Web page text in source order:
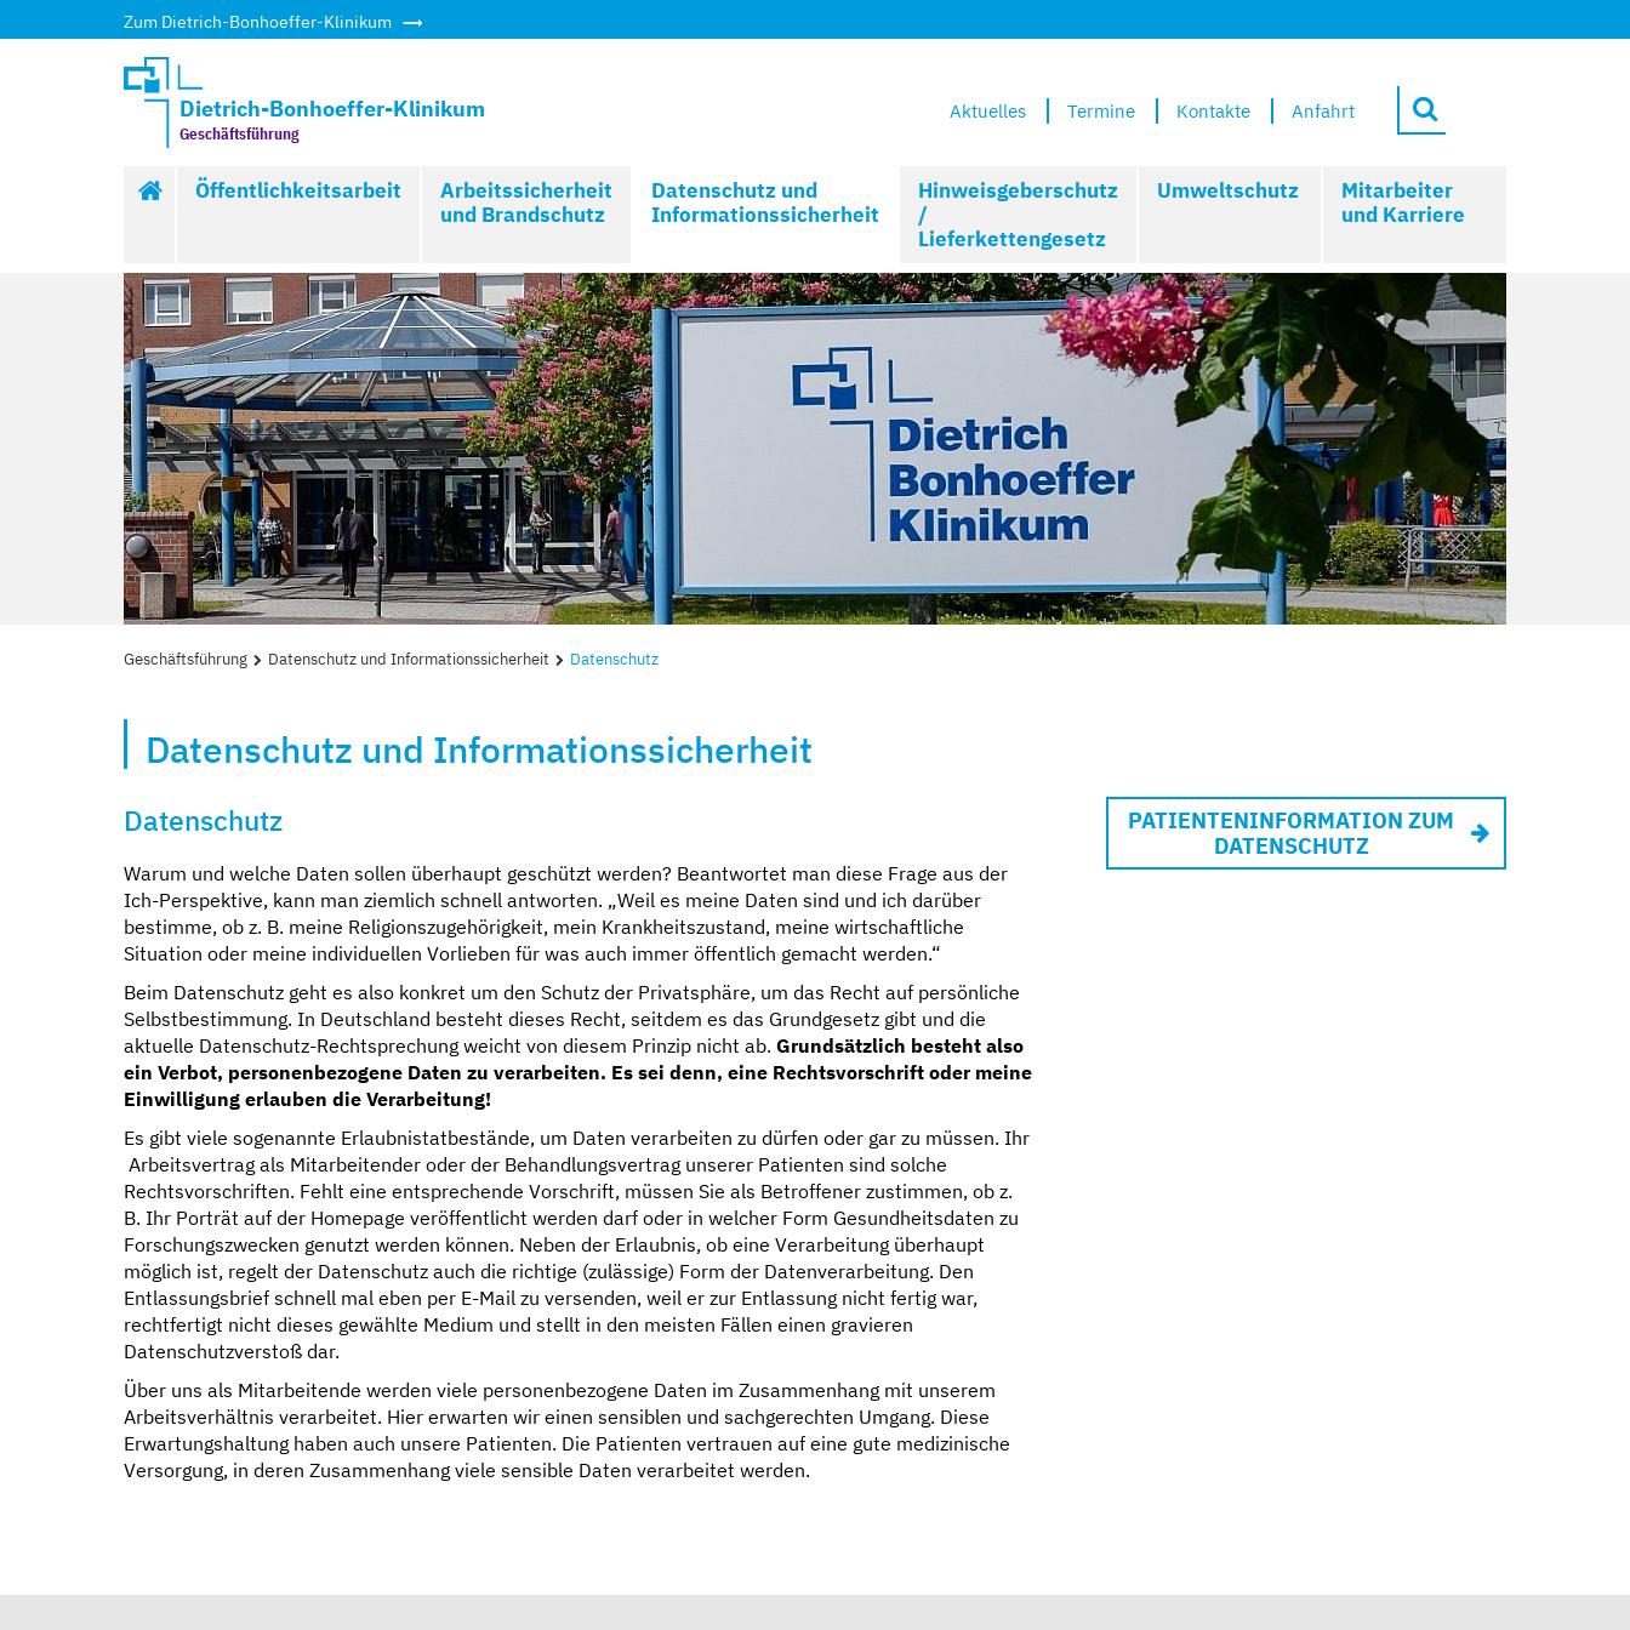
Zum Dietrich-Bonhoeffer-Klinikum
Dietrich-Bonhoeffer-Klinikum
Geschäftsführung
Aktuelles Termine Kontakte Anfahrt
Start
Öffentlichkeitsarbeit
Arbeitssicherheit
und Brandschutz
Datenschutz und
Informationssicherheit
Hinweisgeberschutz
/
Lieferkettengesetz
Umweltschutz
Mitarbeiter
und Karriere
Geschäftsführung Datenschutz und Informationssicherheit Datenschutz
Datenschutz und Informationssicherheit
Datenschutz
Warum und welche Daten sollen überhaupt geschützt werden? Beantwortet man diese Frage aus der
Ich-Perspektive, kann man ziemlich schnell antworten. „Weil es meine Daten sind und ich darüber
bestimme, ob z. B. meine Religionszugehörigkeit, mein Krankheitszustand, meine wirtschaftliche
Situation oder meine individuellen Vorlieben für was auch immer öffentlich gemacht werden.“
Beim Datenschutz geht es also konkret um den Schutz der Privatsphäre, um das Recht auf persönliche
Selbstbestimmung. In Deutschland besteht dieses Recht, seitdem es das Grundgesetz gibt und die
aktuelle Datenschutz-Rechtsprechung weicht von diesem Prinzip nicht ab. Grundsätzlich besteht also
ein Verbot, personenbezogene Daten zu verarbeiten. Es sei denn, eine Rechtsvorschrift oder meine
Einwilligung erlauben die Verarbeitung!
Es gibt viele sogenannte Erlaubnistatbestände, um Daten verarbeiten zu dürfen oder gar zu müssen. Ihr
Arbeitsvertrag als Mitarbeitender oder der Behandlungsvertrag unserer Patienten sind solche
Rechtsvorschriften. Fehlt eine entsprechende Vorschrift, müssen Sie als Betroffener zustimmen, ob z.
B. Ihr Porträt auf der Homepage veröffentlicht werden darf oder in welcher Form Gesundheitsdaten zu
Forschungszwecken genutzt werden können. Neben der Erlaubnis, ob eine Verarbeitung überhaupt
möglich ist, regelt der Datenschutz auch die richtige (zulässige) Form der Datenverarbeitung. Den
Entlassungsbrief schnell mal eben per E-Mail zu versenden, weil er zur Entlassung nicht fertig war,
rechtfertigt nicht dieses gewählte Medium und stellt in den meisten Fällen einen gravieren
Datenschutzverstoß dar.
Über uns als Mitarbeitende werden viele personenbezogene Daten im Zusammenhang mit unserem
Arbeitsverhältnis verarbeitet. Hier erwarten wir einen sensiblen und sachgerechten Umgang. Diese
Erwartungshaltung haben auch unsere Patienten. Die Patienten vertrauen auf eine gute medizinische
Versorgung, in deren Zusammenhang viele sensible Daten verarbeitet werden.
PATIENTENINFORMATION ZUM
DATENSCHUTZ